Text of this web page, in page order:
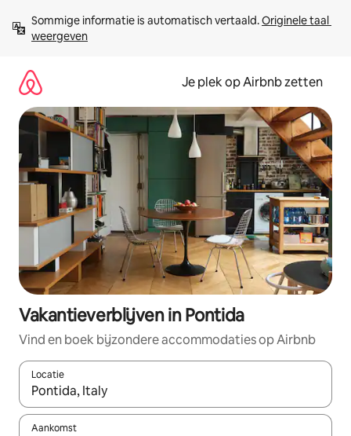
direct
naar
Sommige informatie is automatisch vertaald. Originele taal
weergeven
Je plek op Airbnb zetten
Vakantieverblijven in Pontida
Vind en boek bijzondere accommodaties op Airbnb
Locatie
Wanneer er resultaten beschikbaar zijn, maak je een keuze
Aankomst